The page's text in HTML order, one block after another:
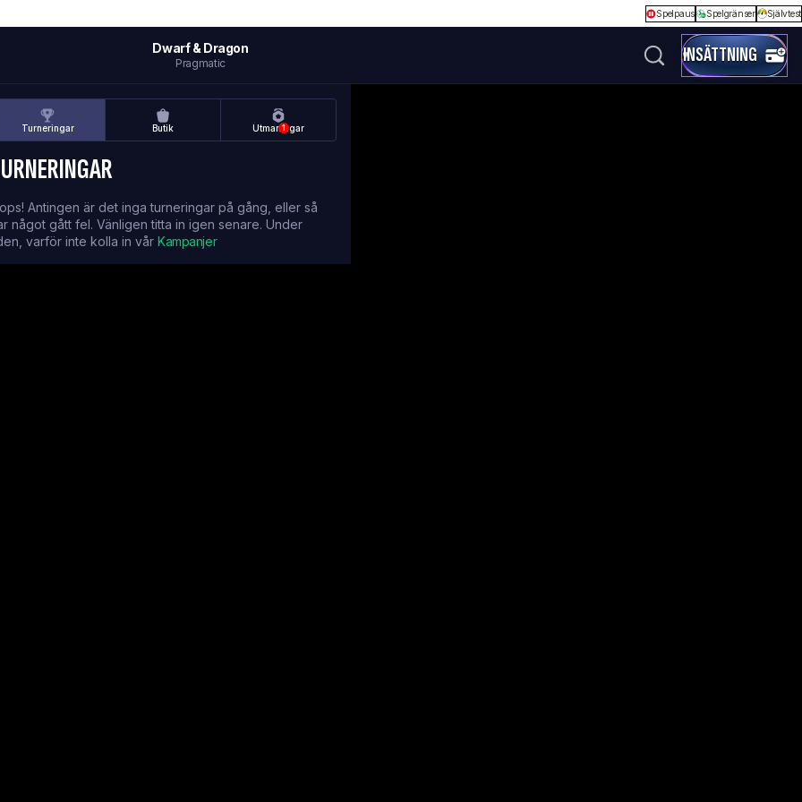
Spelpaus Spelgränser Självtest
Dwarf & Dragon
Pragmatic INSÄTTNING
Turneringar Butik 1
Utmaningar
Antingen är det inga turneringar på gång, eller så
något gått fel. Vänligen titta in igen senare. Under
varför inte kolla in vår Kampanjer